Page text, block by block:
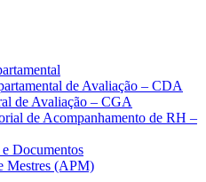
de Avaliação – CDA
de Avaliação – CGA
de Acompanhamento de RH –
Documentos
Mestres (APM)